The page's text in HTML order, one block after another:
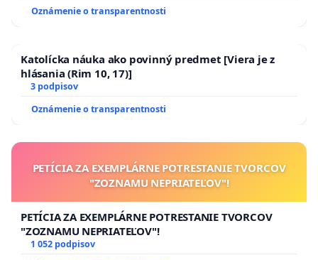
Oznámenie o transparentnosti
Katolícka náuka ako povinný predmet [Viera je z
hlásania (Rim 10, 17)]
3 podpisov
Oznámenie o transparentnosti
PETÍCIA ZA EXEMPLÁRNE POTRESTANIE TVORCOV
"ZOZNAMU NEPRIATEĽOV"!
PETÍCIA ZA EXEMPLÁRNE POTRESTANIE TVORCOV
"ZOZNAMU NEPRIATEĽOV"!
1 052 podpisov